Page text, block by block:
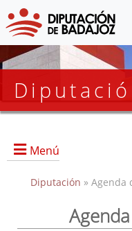
Menú
Presidencia
Diputación » Agenda